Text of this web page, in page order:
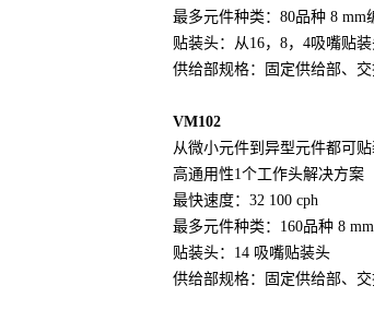
最多元件种类：80品种 8 mm
贴装头：从16，8，4吸嘴贴
供给部规格：固定供给部、
VM102
从微小元件到异型元件都可
高通用性1个工作头解决方案
最快速度：32 100 cph
最多元件种类：160品种 8
贴装头：14 吸嘴贴装头
供给部规格：固定供给部、